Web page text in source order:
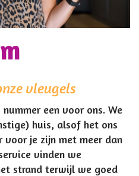
vleugels
een voor ons. We
huis, alsof het ons
voor je zijn met meer dan
vinden we
strand terwijl we goed